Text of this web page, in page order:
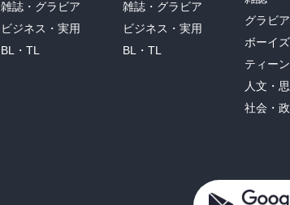
雑誌・グラビア
ビジネス・実用
BL・TL
雑誌・グラビア
ビジネス・実用
BL・TL
グラビ
ボーイ
ティー
人文・
社会・